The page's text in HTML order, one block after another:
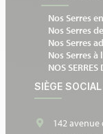
Nos Serres
Nos Serres
Nos Serres
Nos Serres à
NOS
SIÈGE
142 avenue